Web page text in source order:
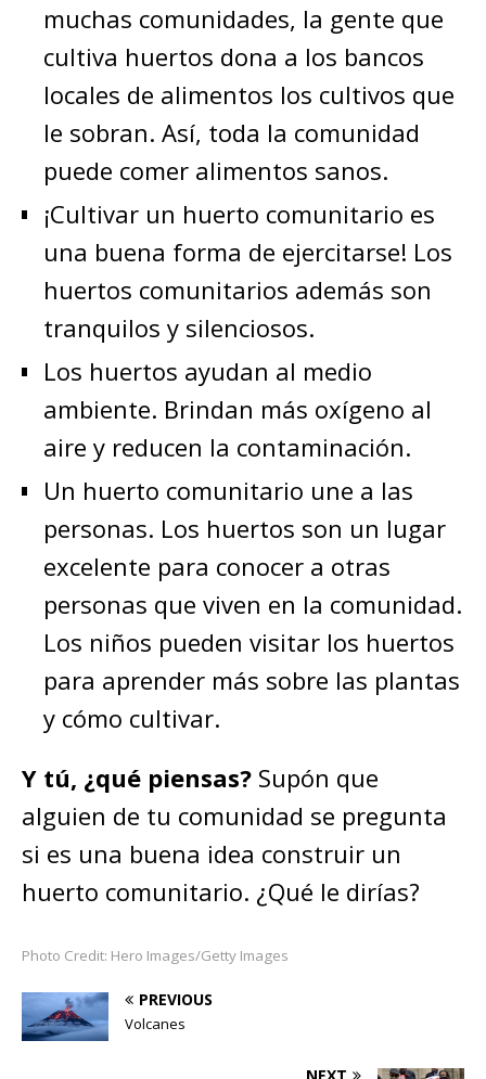
muchas comunidades, la gente que
cultiva huertos dona a los bancos
locales de alimentos los cultivos que
le sobran. Así, toda la comunidad
puede comer alimentos sanos.
¡Cultivar un huerto comunitario es
una buena forma de ejercitarse! Los
huertos comunitarios además son
tranquilos y silenciosos.
Los huertos ayudan al medio
ambiente. Brindan más oxígeno al
aire y reducen la contaminación.
Un huerto comunitario une a las
personas. Los huertos son un lugar
excelente para conocer a otras
personas que viven en la comunidad.
Los niños pueden visitar los huertos
para aprender más sobre las plantas
y cómo cultivar.
Y tú, ¿qué piensas? Supón que
alguien de tu comunidad se pregunta
si es una buena idea construir un
huerto comunitario. ¿Qué le dirías?
Photo Credit: Hero Images/Getty Images
PREVIOUS
Volcanes